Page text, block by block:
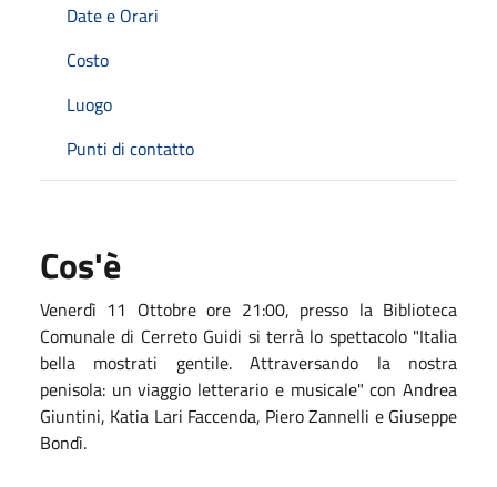
Date e Orari
Costo
Luogo
Punti di contatto
Cos'è
Venerdì 11 Ottobre ore 21:00, presso la Biblioteca
Comunale di Cerreto Guidi si terrà lo spettacolo "Italia
bella mostrati gentile. Attraversando la nostra
penisola: un viaggio letterario e musicale" con Andrea
Giuntini, Katia Lari Faccenda, Piero Zannelli e Giuseppe
Bondì.